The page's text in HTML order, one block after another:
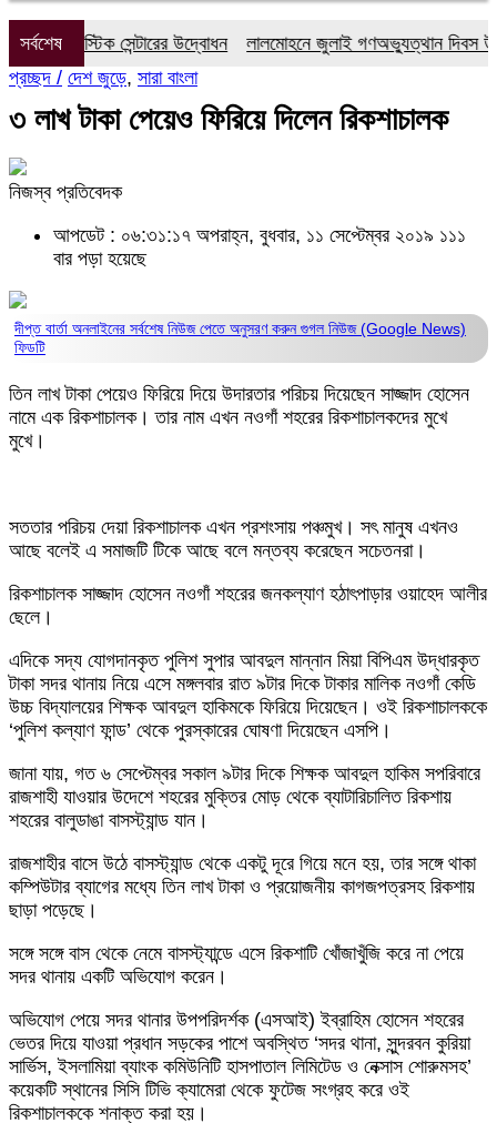
সর্বশেষ সেন্টারের উদ্বোধন
লালমোহনে জুলাই গণঅভ্যুত্থান দিবস উপলক্ষে
প্রচ্ছদ / দেশ জুড়ে, সারা বাংলা
৩ লাখ টাকা পেয়েও ফিরিয়ে দিলেন রিকশাচালক
নিজস্ব প্রতিবেদক
আপডেট : ০৬:৩১:১৭ অপরাহ্ন, বুধবার, ১১ সেপ্টেম্বর ২০১৯ ১১১
বার পড়া হয়েছে
দীপ্ত বার্তা অনলাইনের সর্বশেষ নিউজ পেতে অনুসরণ করুনগুগল নিউজ (Google News)
ফিডটি
তিন লাখ টাকা পেয়েও ফিরিয়ে দিয়ে উদারতার পরিচয় দিয়েছেন সাজ্জাদ হোসেন
নামে এক রিকশাচালক। তার নাম এখন নওগাঁ শহরের রিকশাচালকদের মুখে
মুখে।
সততার পরিচয় দেয়া রিকশাচালক এখন প্রশংসায় পঞ্চমুখ। সৎ মানুষ এখনও
আছে বলেই এ সমাজটি টিকে আছে বলে মন্তব্য করেছেন সচেতনরা।
রিকশাচালক সাজ্জাদ হোসেন নওগাঁ শহরের জনকল্যাণ হঠাৎপাড়ার ওয়াহেদ আলীর
ছেলে।
এদিকে সদ্য যোগদানকৃত পুলিশ সুপার আবদুল মান্নান মিয়া বিপিএম উদ্ধারকৃত
টাকা সদর থানায় নিয়ে এসে মঙ্গলবার রাত ৯টার দিকে টাকার মালিক নওগাঁ কেডি
উচ্চ বিদ্যালয়ের শিক্ষক আবদুল হাকিমকে ফিরিয়ে দিয়েছেন। ওই রিকশাচালককে
‘পুলিশ কল্যাণ ফান্ড’ থেকে পুরস্কারের ঘোষণা দিয়েছেন এসপি।
জানা যায়, গত ৬ সেপ্টেম্বর সকাল ৯টার দিকে শিক্ষক আবদুল হাকিম সপরিবারে
রাজশাহী যাওয়ার উদেশে শহরের মুক্তির মোড় থেকে ব্যাটারিচালিত রিকশায়
শহরের বালুডাঙা বাসস্ট্যান্ড যান।
রাজশাহীর বাসে উঠে বাসস্ট্যান্ড থেকে একটু দূরে গিয়ে মনে হয়, তার সঙ্গে থাকা
কম্পিউটার ব্যাগের মধ্যে তিন লাখ টাকা ও প্রয়োজনীয় কাগজপত্রসহ রিকশায়
ছাড়া পড়েছে।
সঙ্গে সঙ্গে বাস থেকে নেমে বাসস্ট্যান্ডে এসে রিকশাটি খোঁজাখুঁজি করে না পেয়ে
সদর থানায় একটি অভিযোগ করেন।
অভিযোগ পেয়ে সদর থানার উপপরিদর্শক (এসআই) ইব্রাহিম হোসেন শহরের
ভেতর দিয়ে যাওয়া প্রধান সড়কের পাশে অবস্থিত ‘সদর থানা, সুন্দরবন কুরিয়া
সার্ভিস, ইসলামিয়া ব্যাংক কমিউনিটি হাসপাতাল লিমিটেড ও নেক্সাস শোরুমসহ’
কয়েকটি স্থানের সিসি টিভি ক্যামেরা থেকে ফুটেজ সংগ্রহ করে ওই
রিকশাচালককে শনাক্ত করা হয়।